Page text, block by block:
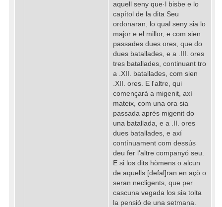
aquell seny que·l bisbe e lo
capítol de la dita Seu
ordonaran, lo qual seny sia lo
major e el millor, e com sien
passades dues ores, que do
dues batallades, e a .III. ores
tres batallades, continuant tro
a .XII. batallades, com sien
.XII. ores. E l'altre, qui
començarà a migenit, axí
mateix, com una ora sia
passada aprés migenit do
una batallada, e a .II. ores
dues batallades, e axí
contínuament com dessús
deu fer l'altre companyó seu.
E si los dits hòmens o alcun
de aquells [defal]ran en açò o
seran necligents, que per
cascuna vegada los sia tolta
la pensió de una setmana.